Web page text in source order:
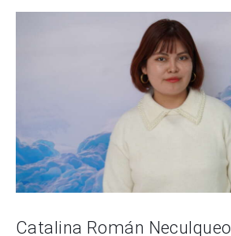
Catalina Román Neculqueo